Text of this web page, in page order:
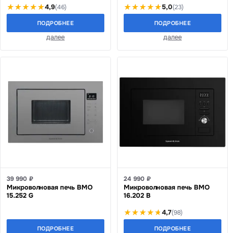
4,9(46)
ПОДРОБНЕЕ
далее
5,0(23)
ПОДРОБНЕЕ
далее
39 990 ₽
Микроволновая печь BMO
15.252 G
ПОДРОБНЕЕ
24 990 ₽
Микроволновая печь BMO
16.202 B
4,7(98)
ПОДРОБНЕЕ